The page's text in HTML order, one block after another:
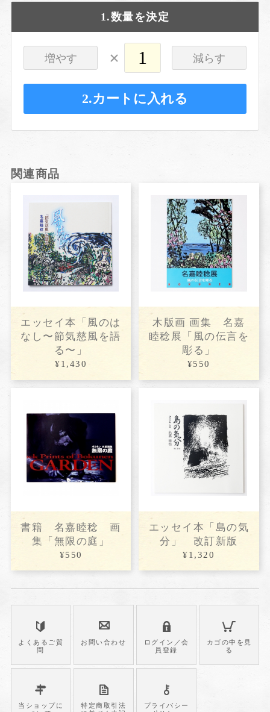
1.数量を決定
増やす × 減らす
2.カートに入れる
関連商品
エッセイ本「風のは
なし〜節気慈風を語
る〜」
¥1,430
木版画 画集 名嘉
睦稔展「風の伝言を
彫る」
¥550
書籍 名嘉睦稔 画
集「無限の庭」
¥550
エッセイ本「島の気
分」 改訂新版
¥1,320
よくあるご質
問
お問い合わせ
ログイン／会
員登録
カゴの中を見
る
当ショップに
特定商取引法
プライバシー